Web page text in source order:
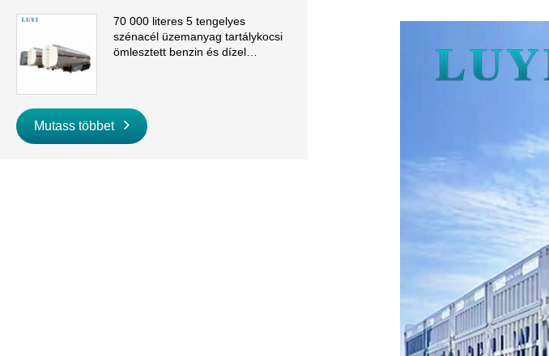
70 000 literes 5 tengelyes
szénacél üzemanyag tartálykocsi
ömlesztett benzin és dízel
Mutass többet